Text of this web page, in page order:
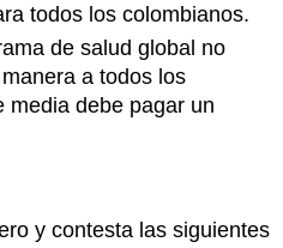
todos los colombianos.
de salud global no
a todos los
media debe pagar un
y contesta las siguientes